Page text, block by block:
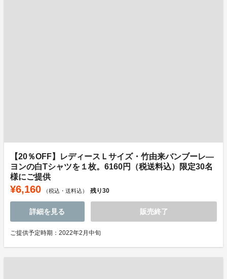
【20％OFF】レディースＬサイズ・竹由来バンブーレ―
ヨンの白Tシャツを１枚。6160円（税送料込）限定30名
様にご提供
¥6,160 （税込・送料込） 残り30
詳細を見る 販売終了
ご提供予定時期：2022年2月中旬